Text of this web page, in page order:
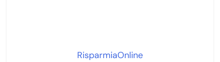
RisparmiaOnline